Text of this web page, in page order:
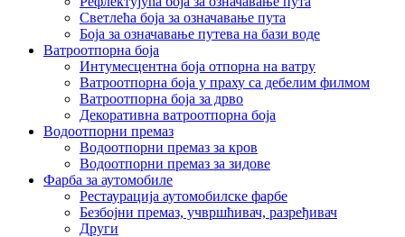
Светлећа боја за означавање пута
Боја за означавање путева на бази воде
Ватроотпорна боја
Интумесцентна боја отпорна на ватру
Ватроотпорна боја у праху са дебелим филмом
Ватроотпорна боја за дрво
Декоративна ватроотпорна боја
Водоотпорни премаз
Водоотпорни премаз за кров
Водоотпорни премаз за зидове
Фарба за аутомобиле
Рестаурација аутомобилске фарбе
Безбојни премаз, учвршћивач, разређивач
Други